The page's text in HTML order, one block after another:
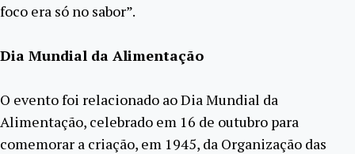
foco era só no sabor”.
Dia Mundial da Alimentação
O evento foi relacionado ao Dia Mundial da
Alimentação, celebrado em 16 de outubro para
comemorar a criação, em 1945, da Organização das